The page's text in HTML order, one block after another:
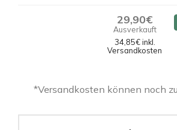
29,90€
Ausverkauft
34,85€ inkl.
Versandkosten
*Versandkosten können noch